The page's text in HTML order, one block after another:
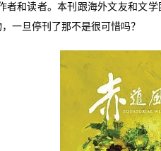
者和读者。本刊跟海外文友和文
一旦停刊了那不是很可惜吗？